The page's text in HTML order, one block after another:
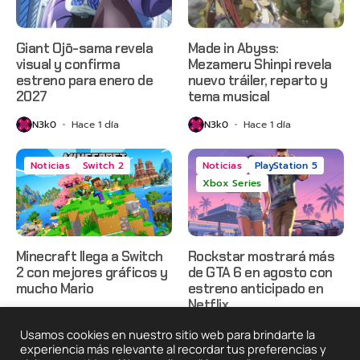
Giant Ojō-sama revela
visual y confirma
estreno para enero de
2027
N3k0 Hace 1 día
Made in Abyss:
Mezameru Shinpi revela
nuevo tráiler, reparto y
tema musical
N3k0 Hace 1 día
Noticias Switch 2
Minecraft llega a Switch
2 con mejores gráficos y
mucho Mario
Noticias
PlayStation 5
Xbox Series
Rockstar mostrará más
de GTA 6 en agosto con
estreno anticipado en
Netflix
N3k0 Hace 2 días
Usamos cookies en nuestro sitio web para brindarte la
experiencia más relevante al recordar tus preferencias y